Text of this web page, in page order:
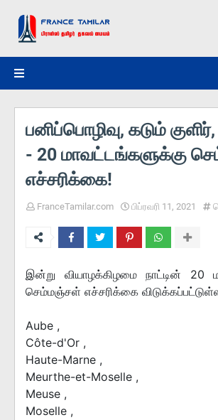
பனிப்பொழிவு, கடும்
- 20 மாவட்டங்களுக்கு
எச்சரிக்கை!
FranceTamilar.com பிப்ரவரி 11, 2021
இன்று வியாழக்கிழமை நாட்டின் 20
செம்மஞ்சள் எச்சரிக்கை
Aube ,
Côte-d'Or ,
Haute-Marne ,
Meurthe-et-Moselle ,
Meuse ,
Moselle ,